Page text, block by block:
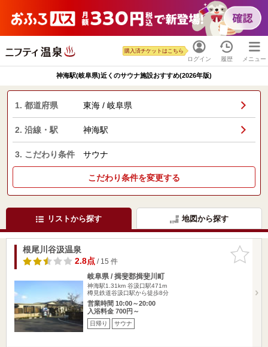
ログイン
購入済チケットはこちら
履歴 メニュー
神海駅(岐阜県)近くのサウナ施設おすすめ(2026年版)
1. 都道府県 東海 / 岐阜県
2. 沿線・駅 神海駅
3. こだわり条件 サウナ
こだわり条件を変更する
リストから探す 地図から探す
お気に入
りに追加
根尾川谷汲温泉
2.8点/ 15 件
岐阜県 / 揖斐郡揖斐川町
神海駅1.31km 谷汲口駅471m
樽見鉄道谷汲口駅から徒歩8分
営業時間 10:00～20:00
入浴料金 700円～
日帰り サウナ